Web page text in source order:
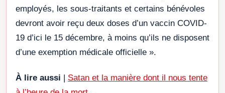
employés, les sous-traitants et certains bénévoles
devront avoir reçu deux doses d’un vaccin COVID-
19 d’ici le 15 décembre, à moins qu’ils ne disposent
d’une exemption médicale officielle ».
À lire aussi
Satan et la manière dont il nous tente